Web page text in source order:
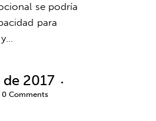
se podría
para
2017
0 Comments